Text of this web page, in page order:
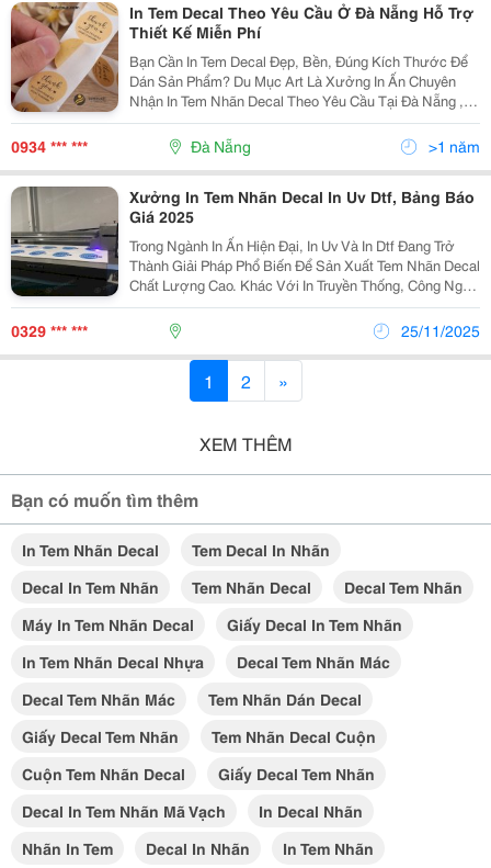
In Tem Decal Theo Yêu Cầu Ở Đà Nẵng Hỗ Trợ
Thiết Kế Miễn Phí
Bạn Cần In Tem Decal Đẹp, Bền, Đúng Kích Thước Để
Dán Sản Phẩm? Du Mục Art Là Xưởng In Ấn Chuyên
Nhận In Tem Nhãn Decal Theo Yêu Cầu Tại Đà Nẵng ,
Hỗ Trợ Thiết Kế Miễn Phí Từ Ý Tưởng Ban Đầu Đến File
In Hoàn Chỉnh Kể Cả Khi Bạn Chưa Có Sẵn Mẫu. Nếu...
0934 *** *** Đà Nẵng >1 năm
Xưởng In Tem Nhãn Decal In Uv Dtf, Bảng Báo
Giá 2025
Trong Ngành In Ấn Hiện Đại, In Uv Và In Dtf Đang Trở
Thành Giải Pháp Phổ Biến Để Sản Xuất Tem Nhãn Decal
Chất Lượng Cao. Khác Với In Truyền Thống, Công Nghệ
In Uv Sử Dụng Ánh Sáng Cực Tím Để Làm Khô Mực
Ngay Trên Bề Mặt Vật Liệu, Giúp Tem Nhãn Bền...
0329 *** *** 25/11/2025
1 2 »
XEM THÊM
Bạn có muốn tìm thêm
In Tem Nhãn Decal
Tem Decal In Nhãn
Decal In Tem Nhãn
Tem Nhãn Decal
Decal Tem Nhãn
Máy In Tem Nhãn Decal
Giấy Decal In Tem Nhãn
In Tem Nhãn Decal Nhựa
Decal Tem Nhãn Mác
Decal Tem Nhãn Mác
Tem Nhãn Dán Decal
Giấy Decal Tem Nhãn
Tem Nhãn Decal Cuộn
Cuộn Tem Nhãn Decal
Giấy Decal Tem Nhãn
Decal In Tem Nhãn Mã Vạch
In Decal Nhãn
Nhãn In Tem
Decal In Nhãn In Tem Nhãn